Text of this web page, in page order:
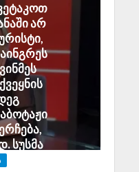
არ
სუსმა
და